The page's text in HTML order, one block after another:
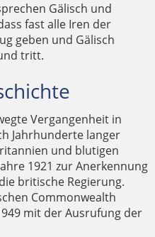
Gälisch und
fast alle Iren der
geben und Gälisch
tritt.
Vergangenheit in
Jahrhunderte langer
und blutigen
1921 zur Anerkennung
britische Regierung.
Commonwealth
mit der Ausrufung der